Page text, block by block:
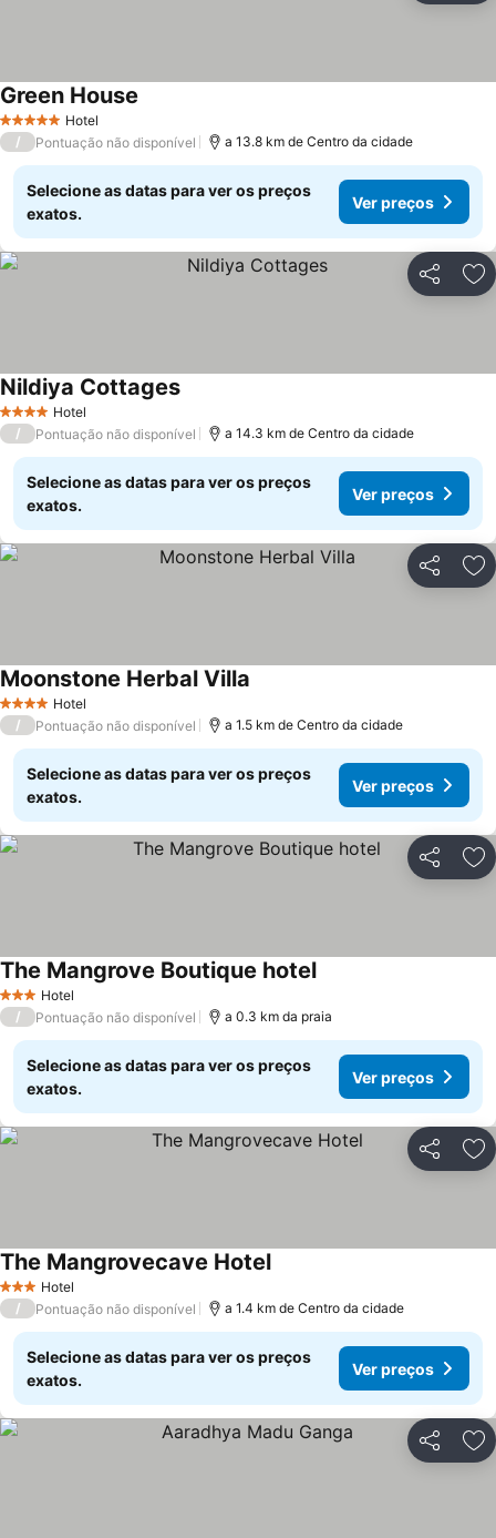
5 Estrelas Hotel
Green House
/ Pontuação não disponível a 13.8 km de Centro da cidade
Selecione as datas para ver os preços
exatos.
Ver preços
Partilhar
4 EstrelasHotel
Nildiya Cottages
/ Pontuação não disponível a 14.3 km de Centro da cidade
Selecione as datas para ver os preços
exatos.
Ver preços
Partilhar
4 EstrelasHotel
Moonstone Herbal Villa
/ Pontuação não disponível a 1.5 km de Centro da cidade
Selecione as datas para ver os preços
exatos.
Ver preços
Partilhar
3 EstrelasHotel
The Mangrove Boutique hotel
/ Pontuação não disponível a 0.3 km da praia
Selecione as datas para ver os preços
exatos.
Ver preços
Partilhar
3 EstrelasHotel
The Mangrovecave Hotel
/ Pontuação não disponível a 1.4 km de Centro da cidade
Selecione as datas para ver os preços
exatos.
Ver preços
Partilhar